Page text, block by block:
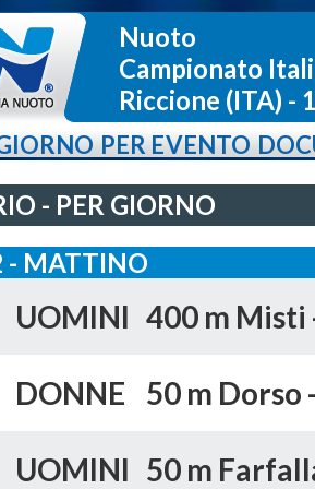
Nuoto
Campionato
Riccione (ITA) -
PER EVENTO
- PER GIORNO
MATTINO
UOMINI 400 m Misti
DONNE 50 m Dorso
UOMINI 50 m